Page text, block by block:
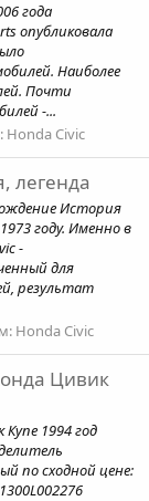
года
опубликовала
Наиболее
Почти
-...
Honda Civic
легенда
История
году. Именно в
-
для
результат
Honda Civic
Цивик
1994 год
по сходной цене: